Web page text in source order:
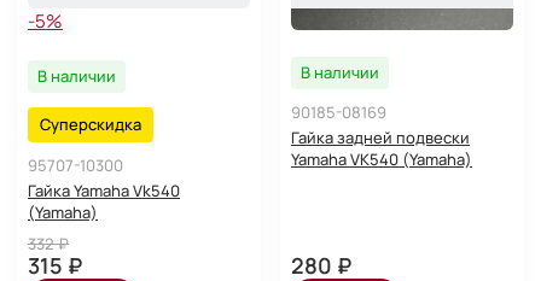
-5%
В наличии
Суперскидка
95707-10300
Гайка Yamaha Vk540
(Yamaha)
332 ₽
315 ₽
В наличии
90185-08169
Гайка задней подвески
Yamaha VK540 (Yamaha)
280 ₽